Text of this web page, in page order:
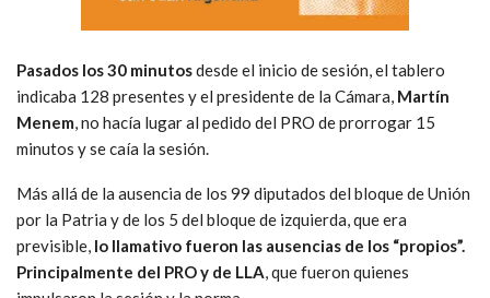
Pasados los 30 minutosdesde el inicio de sesión, el tablero
indicaba 128 presentes y el presidente de la Cámara, Martín
Menem, no hacía lugar al pedido del PRO de prorrogar 15
minutos y se caía la sesión.
Más allá de la ausencia de los 99 diputados del bloque de Unión
por la Patria y de los 5 del bloque de izquierda, que era
previsible, lo llamativo fueron las ausencias de los “propios”.
Principalmente del PRO y de LLA, que fueron quienes